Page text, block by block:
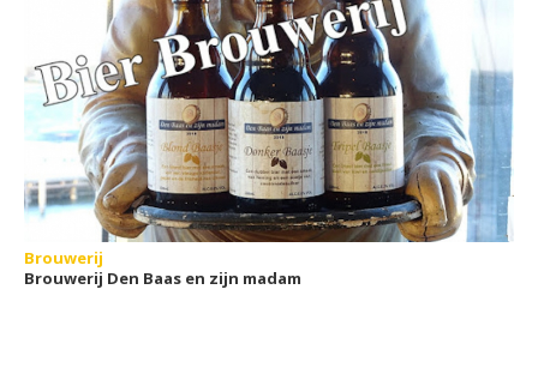
Brouwerij
Brouwerij Den Baas en zijn madam